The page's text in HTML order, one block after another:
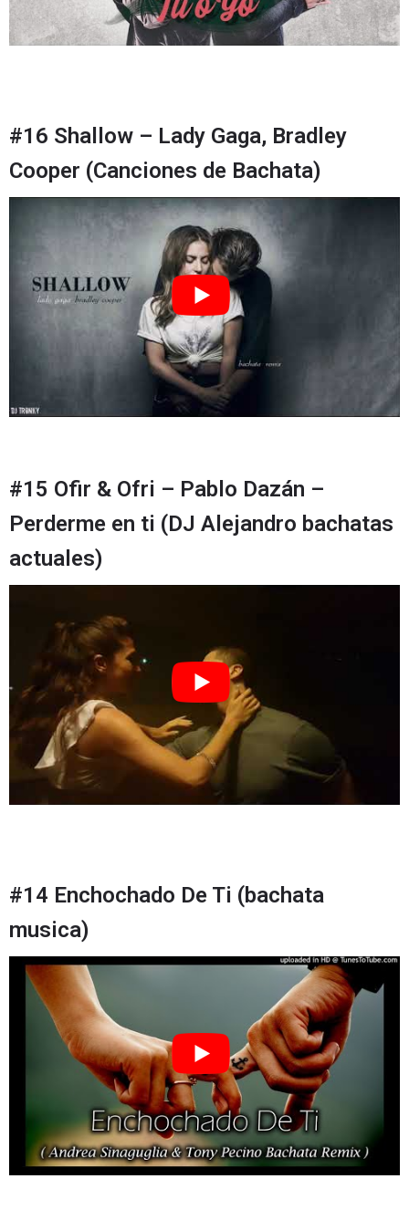
#16 Shallow – Lady Gaga, Bradley
Cooper (Canciones de Bachata)
#15 Ofir & Ofri – Pablo Dazán –
Perderme en ti (DJ Alejandro bachatas
actuales)
#14 Enchochado De Ti (bachata
musica)